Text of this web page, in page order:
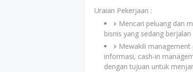
Uraian Pekerjaan :
Mencari peluang dan
bisnis yang sedang berjalan​
Mewakili
informasi, cash-in
dengan tujuan untuk